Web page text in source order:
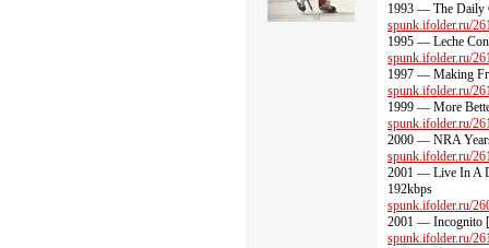
1993 — The Daily
spunk.ifolder.ru/
1995 — Leche
spunk.ifolder.ru/
1997 — Making
spunk.ifolder.ru/
1999 — More
spunk.ifolder.ru/
2000 — NRA
spunk.ifolder.ru/
2001 — Live In A
192kbps
spunk.ifolder.ru/
2001 — Incognito
spunk.ifolder.ru/